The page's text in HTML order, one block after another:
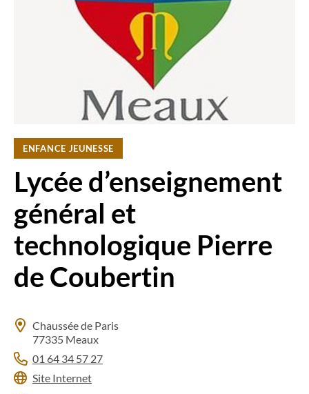
ENFANCE JEUNESSE
Lycée d’enseignement
général et
technologique Pierre
de Coubertin
Chaussée de Paris
77335 Meaux
01 64 34 57 27
Site Internet